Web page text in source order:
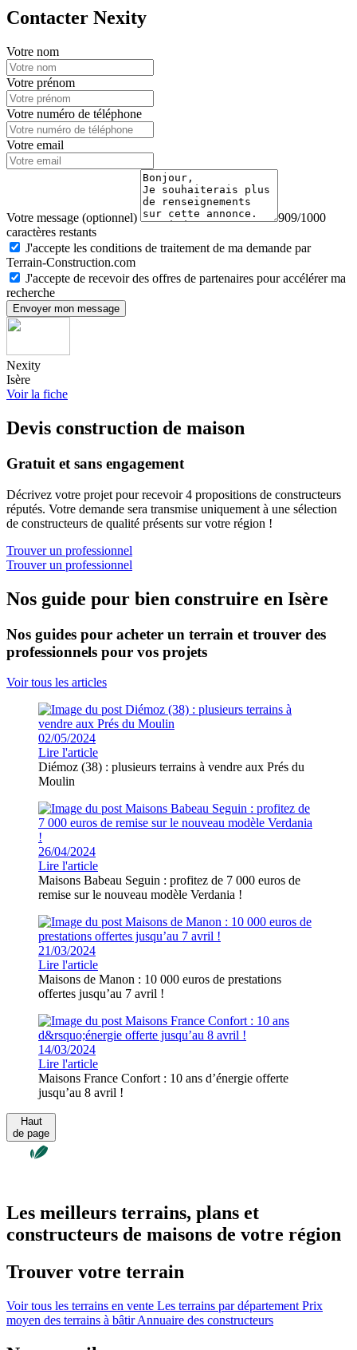
Contacter Nexity
Votre nom
Votre prénom
Votre numéro de téléphone
Votre email
Votre message (optionnel)
909/1000
caractères restants
J'accepte les conditions de traitement de ma demande par
Terrain-Construction.com
J'accepte de recevoir des offres de partenaires pour accélérer ma
recherche
Envoyer mon message
Nexity
Isère
Voir la fiche
Devis construction de maison
Gratuit et sans engagement
Décrivez votre projet pour recevoir 4 propositions de constructeurs
réputés. Votre demande sera transmise uniquement à une sélection
de constructeurs de qualité présents sur votre région !
Trouver un professionnel
Trouver un professionnel
Nos guide pour bien construire en Isère
Nos guides pour acheter un terrain et trouver des
professionnels pour vos projets
Voir tous les articles
02/05/2024
Lire l'article
Diémoz (38) : plusieurs terrains à vendre aux Prés du
Moulin
26/04/2024
Lire l'article
Maisons Babeau Seguin : profitez de 7 000 euros de
remise sur le nouveau modèle Verdania !
21/03/2024
Lire l'article
Maisons de Manon : 10 000 euros de prestations
offertes jusqu’au 7 avril !
14/03/2024
Lire l'article
Maisons France Confort : 10 ans d’énergie offerte
jusqu’au 8 avril !
Haut
de page
Les meilleurs terrains, plans et
constructeurs de maisons de votre région
Trouver votre terrain
Voir tous les terrains en vente Les terrains par département Prix
moyen des terrains à bâtirAnnuaire des constructeurs